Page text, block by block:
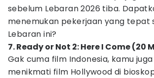
sebelum Lebaran 2026 tiba.
menemukan pekerjaan yang tepat
Lebaran ini?
7. Ready or Not 2: Here I Come (20
Gak cuma film Indonesia, kamu
menikmati film Hollywood di